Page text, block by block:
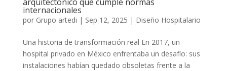
internacionales
por Grupo artedi | Sep 12, 2025 | Diseño Hospitalario
Una historia de transformación real En 2017, un
hospital privado en México enfrentaba un desafío: sus
instalaciones habían quedado obsoletas frente a la